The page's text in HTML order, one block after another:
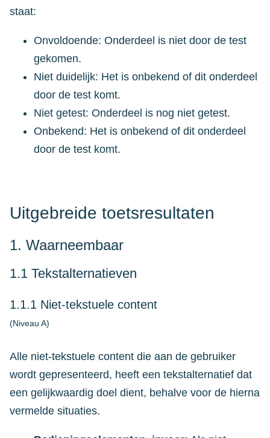
staat:
Onvoldoende: Onderdeel is niet door de test
gekomen.
Niet duidelijk: Het is onbekend of dit onderdeel
door de test komt.
Niet getest: Onderdeel is nog niet getest.
Onbekend: Het is onbekend of dit onderdeel
door de test komt.
Uitgebreide toetsresultaten
1. Waarneembaar
1.1 Tekstalternatieven
1.1.1 Niet-tekstuele content
(Niveau A)
Alle niet-tekstuele content die aan de gebruiker
wordt gepresenteerd, heeft een tekstalternatief dat
een gelijkwaardig doel dient, behalve voor de hierna
vermelde situaties.